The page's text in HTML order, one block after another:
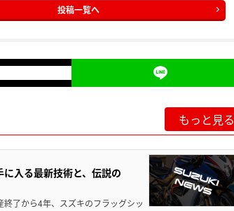
投稿一覧へ
もっと見る
入る最新技術と、伝説の
了から4年、スズキのフラッグシッ